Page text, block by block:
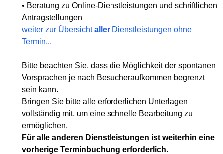
• Beratung zu Online-Dienstleistungen und schriftlichen
Antragstellungen
weiter zur Übersichtaller Dienstleistungen ohne
Termin...
Bitte beachten Sie, dass die Möglichkeit der spontanen
Vorsprachen je nach Besucheraufkommen begrenzt
sein kann.
Bringen Sie bitte alle erforderlichen Unterlagen
vollständig mit, um eine schnelle Bearbeitung zu
ermöglichen.
Für alle anderen Dienstleistungen ist weiterhin eine
vorherige Terminbuchung erforderlich.